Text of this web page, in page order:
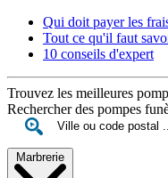
Qui doit payer les
Tout ce qu'il faut
10 conseils d'expert
Trouvez les meilleures
Rechercher des pompes
Marbrerie